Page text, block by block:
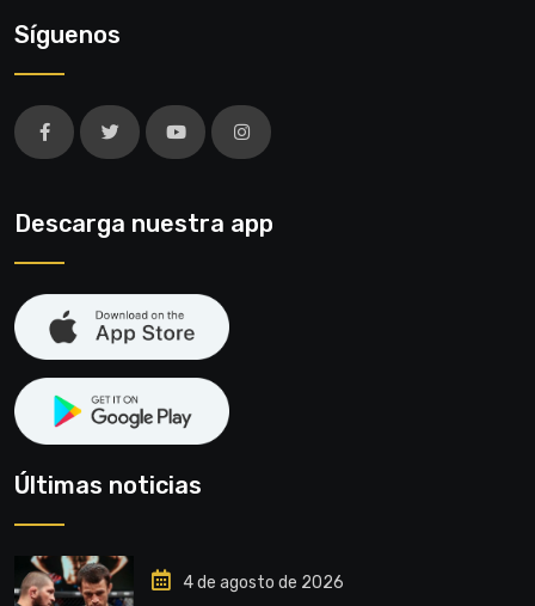
Síguenos
Descarga nuestra app
Últimas noticias
4 de agosto de 2026